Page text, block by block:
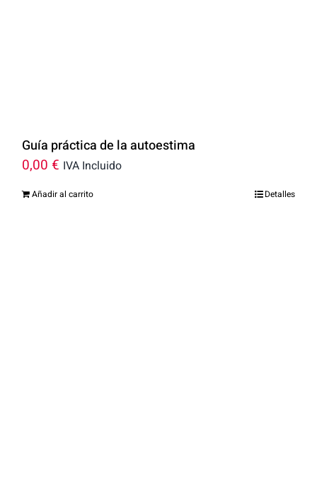
Guía práctica de la autoestima
0,00 € IVA Incluido
Añadir al carrito Detalles